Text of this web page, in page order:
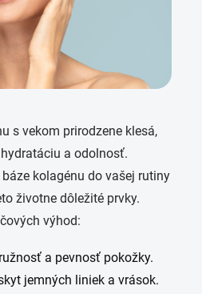
s vekom prirodzene klesá,
a odolnosť.
kolagénu do vašej rutiny
životne dôležité prvky.
výhod:
a pevnosť pokožky.
jemných liniek a vrások.